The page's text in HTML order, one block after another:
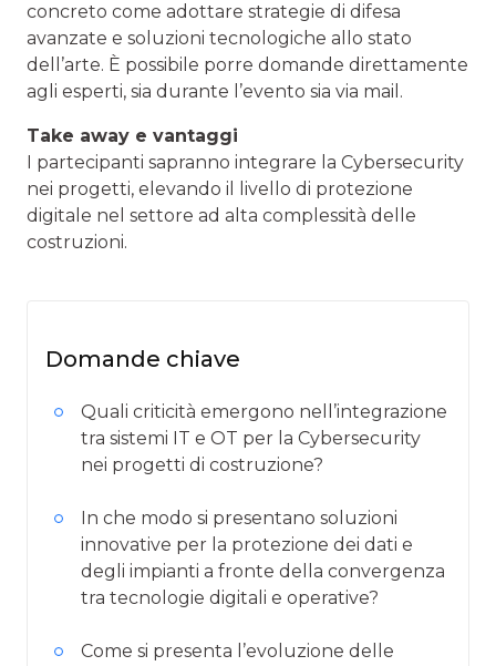
concreto come adottare strategie di difesa
avanzate e soluzioni tecnologiche allo stato
dell’arte. È possibile porre domande direttamente
agli esperti, sia durante l’evento sia via mail.
Take away e vantaggi
I partecipanti sapranno integrare la Cybersecurity
nei progetti, elevando il livello di protezione
digitale nel settore ad alta complessità delle
costruzioni.
Domande chiave
Quali criticità emergono nell’integrazione
tra sistemi IT e OT per la Cybersecurity
nei progetti di costruzione?
In che modo si presentano soluzioni
innovative per la protezione dei dati e
degli impianti a fronte della convergenza
tra tecnologie digitali e operative?
Come si presenta l’evoluzione delle